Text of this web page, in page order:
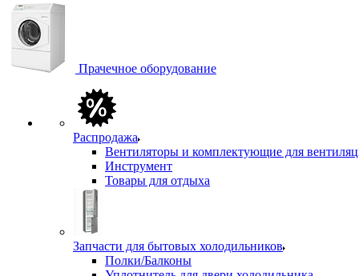
Прачечное оборудование
Распродажа
Вентиляторы и комплектующие для
Инструмент
Товары для отдыха
Запчасти для бытовых холодильников
Полки/Балконы